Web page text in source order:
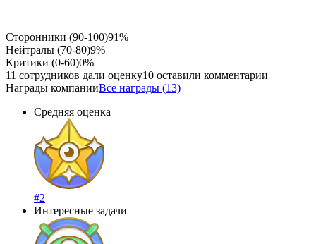
Сторонники (90-100)91%
Нейтралы (70-80)9%
Критики (0-60)0%
11 сотрудников дали оценку10 оставили комментарии
Награды компанииВсе награды (13)
Средняя оценка
#2
Интересные задачи